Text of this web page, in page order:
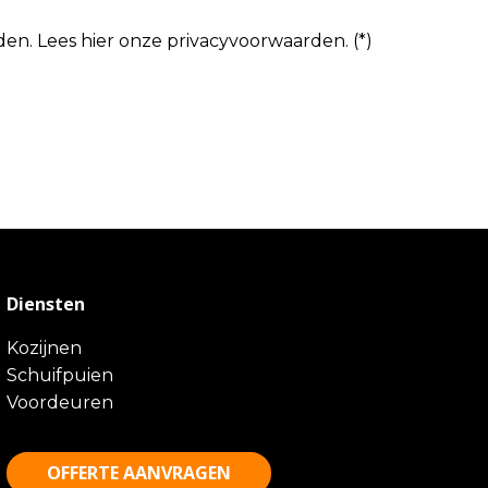
Lees hier onze privacyvoorwaarden. (*)
Diensten
Kozijnen
Schuifpuien
Voordeuren
OFFERTE AANVRAGEN